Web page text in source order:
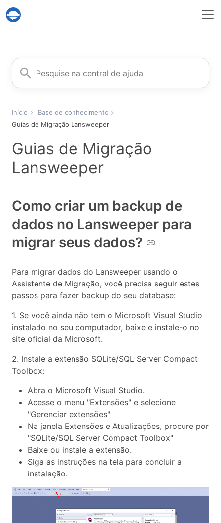
Serviço Help Desk Migration
Procurar
Início
Base de conhecimento
Guias de Migração Lansweeper
Guias de Migração
Lansweeper
Como criar um backup de
dados no Lansweeper para
migrar seus dados?
Para migrar dados do Lansweeper usando o
Assistente de Migração, você precisa seguir estes
passos para fazer backup do seu database:
1. Se você ainda não tem o Microsoft Visual Studio
instalado no seu computador, baixe e instale-o no
site oficial da Microsoft.
2. Instale a extensão SQLite/SQL Server Compact
Toolbox:
Abra o Microsoft Visual Studio.
Acesse o menu "Extensões" e selecione
"Gerenciar extensões"
Na janela Extensões e Atualizações, procure por
"SQLite/SQL Server Compact Toolbox"
Baixe ou instale a extensão.
Siga as instruções na tela para concluir a
instalação.